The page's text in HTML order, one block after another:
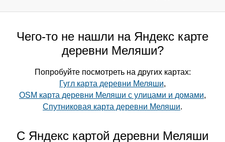
Чего-то не нашли на Яндекс карте
деревни Меляши?
Попробуйте посмотреть на других картах:
Гугл карта деревни Меляши,
OSM карта деревни Меляши с улицами и домами,
Спутниковая карта деревни Меляши.
С Яндекс картой деревни Меляши